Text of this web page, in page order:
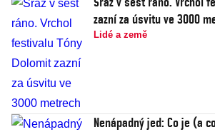
zazní za úsvitu ve 3000
Lidé a země
Nenápadný jed: Co je (a